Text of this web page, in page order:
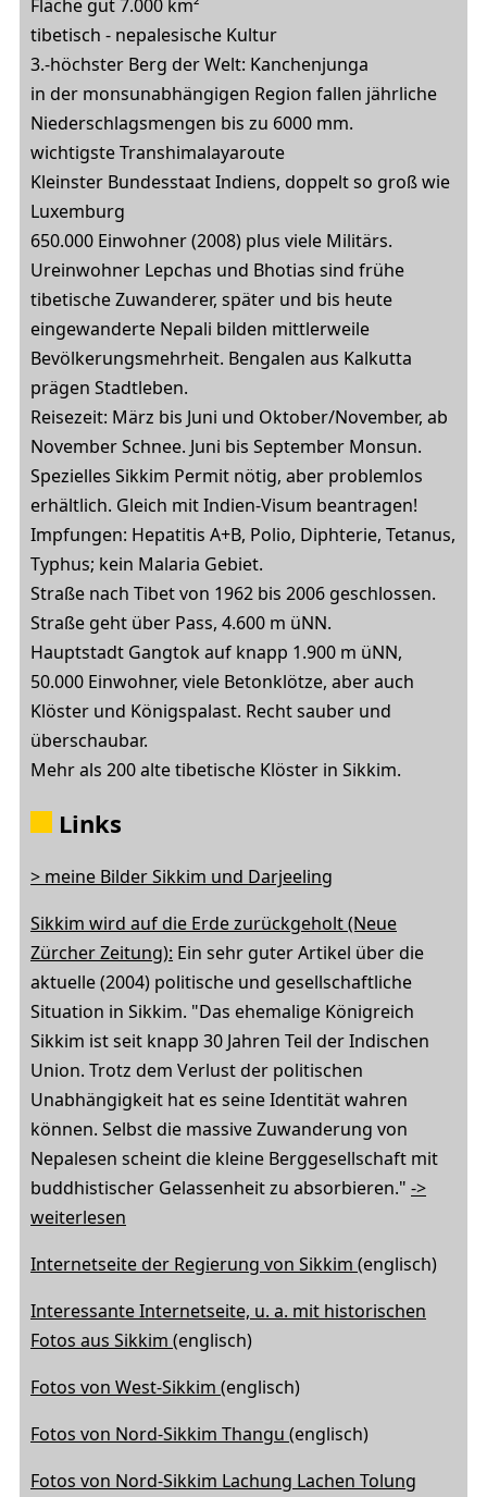
Fläche gut 7.000 km²
tibetisch - nepalesische Kultur
3.-höchster Berg der Welt: Kanchenjunga
in der monsunabhängigen Region fallen jährliche
Niederschlagsmengen bis zu 6000 mm.
wichtigste Transhimalayaroute
Kleinster Bundesstaat Indiens, doppelt so groß wie
Luxemburg
650.000 Einwohner (2008) plus viele Militärs.
Ureinwohner Lepchas und Bhotias sind frühe
tibetische Zuwanderer, später und bis heute
eingewanderte Nepali bilden mittlerweile
Bevölkerungsmehrheit. Bengalen aus Kalkutta
prägen Stadtleben.
Reisezeit: März bis Juni und Oktober/November, ab
November Schnee. Juni bis September Monsun.
Spezielles Sikkim Permit nötig, aber problemlos
erhältlich. Gleich mit Indien-Visum beantragen!
Impfungen: Hepatitis A+B, Polio, Diphterie, Tetanus,
Typhus; kein Malaria Gebiet.
Straße nach Tibet von 1962 bis 2006 geschlossen.
Straße geht über Pass, 4.600 m üNN.
Hauptstadt Gangtok auf knapp 1.900 m üNN,
50.000 Einwohner, viele Betonklötze, aber auch
Klöster und Königspalast. Recht sauber und
überschaubar.
Mehr als 200 alte tibetische Klöster in Sikkim.
Links
> meine Bilder Sikkim und Darjeeling
Sikkim wird auf die Erde zurückgeholt (Neue
Zürcher Zeitung): Ein sehr guter Artikel über die
aktuelle (2004) politische und gesellschaftliche
Situation in Sikkim. "Das ehemalige Königreich
Sikkim ist seit knapp 30 Jahren Teil der Indischen
Union. Trotz dem Verlust der politischen
Unabhängigkeit hat es seine Identität wahren
können. Selbst die massive Zuwanderung von
Nepalesen scheint die kleine Berggesellschaft mit
buddhistischer Gelassenheit zu absorbieren." ->
weiterlesen
Internetseite der Regierung von Sikkim (englisch)
Interessante Internetseite, u. a. mit historischen
Fotos aus Sikkim (englisch)
Fotos von West-Sikkim (englisch)
Fotos von Nord-Sikkim Thangu (englisch)
Fotos von Nord-Sikkim Lachung Lachen Tolung